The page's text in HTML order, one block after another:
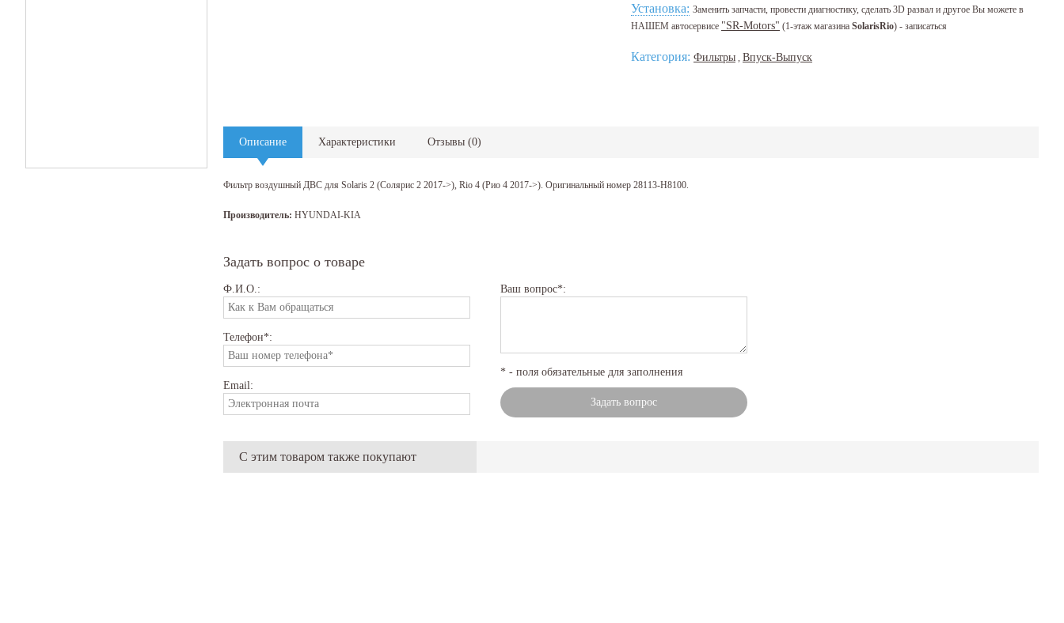
Установка: Заменить запчасти, провести диагностику, сделать 3D развал и другое Вы можете в
НАШЕМ автосервисе "SR-Motors" (1-этаж магазина SolarisRio) - записаться
Категория: Фильтры , Впуск-Выпуск
Описание Характеристики Отзывы (0)
Фильтр воздушный ДВС для Solaris 2 (Солярис 2 2017->), Rio 4 (Рио 4 2017->). Оригинальный номер 28113-H8100.
Производитель: HYUNDAI-KIA
Задать вопрос о товаре
Ф.И.О.:
Телефон*:
Email:
Ваш вопрос*:
* - поля обязательные для заполнения
Задать вопрос
С этим товаром также покупают